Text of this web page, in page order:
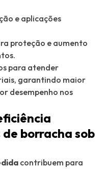
e aplicações
proteção e aumento
para atender
garantindo maior
desempenho nos
borracha sob
contribuem para